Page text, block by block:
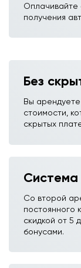
Оплачивайте
получения
Без
Вы
стоимости,
скрытых
Система
Со второй
постоянного
скидкой от 5
бонусами.